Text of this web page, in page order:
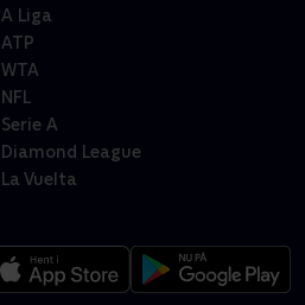
A Liga
ATP
WTA
NFL
Serie A
Diamond League
La Vuelta